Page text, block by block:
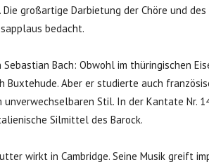
Die großartige Darbietung der Chöre und
bedacht.
Sebastian Bach: Obwohl im thüringischen
Buxtehude. Aber er studierte auch
unverwechselbaren Stil. In der Kantate Nr.
Silmittel des Barock.
wirkt in Cambridge. Seine Musik greift